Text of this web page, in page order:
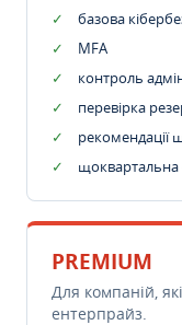
базова
MFA
контроль
перевірка
рекомендації
щоквартальна
PREMIUM
Для компаній,
ентерпрайз.